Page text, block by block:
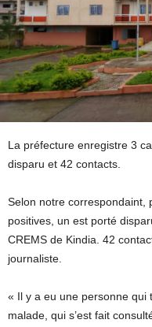
La préfecture enregistre 3
disparu et 42 contacts.
Selon notre correspondaint,
positives, un est porté
CREMS de Kindia. 42
journaliste.
« Il y a eu une personne qui
malade, qui s’est fait